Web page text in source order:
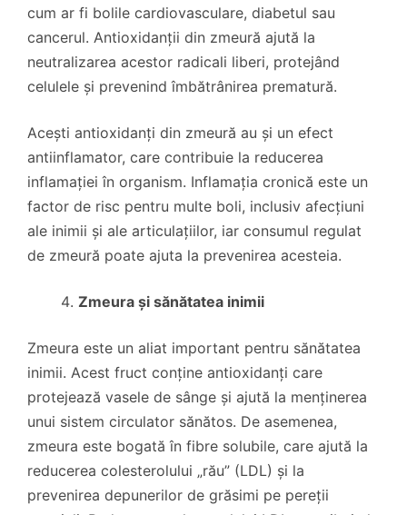
cum ar fi bolile cardiovasculare, diabetul sau
cancerul. Antioxidanții din zmeură ajută la
neutralizarea acestor radicali liberi, protejând
celulele și prevenind îmbătrânirea prematură.
Acești antioxidanți din zmeură au și un efect
antiinflamator, care contribuie la reducerea
inflamației în organism. Inflamația cronică este un
factor de risc pentru multe boli, inclusiv afecțiuni
ale inimii și ale articulațiilor, iar consumul regulat
de zmeură poate ajuta la prevenirea acesteia.
Zmeura și sănătatea inimii
Zmeura este un aliat important pentru sănătatea
inimii. Acest fruct conține antioxidanți care
protejează vasele de sânge și ajută la menținerea
unui sistem circulator sănătos. De asemenea,
zmeura este bogată în fibre solubile, care ajută la
reducerea colesterolului „rău” (LDL) și la
prevenirea depunerilor de grăsimi pe pereții